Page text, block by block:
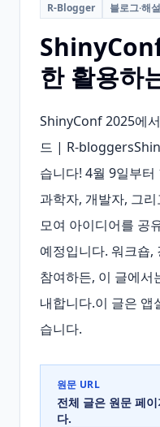
R-Blogger 블로그·해설
한 활용하
ShinyConf 2025에
드 | R-
습니다! 4월 9일부
과학자, 개발자, 그
모여 아이디어를 공
예정입니다. 워크숍,
참여하든, 이 글에서
내합니다.이 글은 앱
습니다.
원문 URL
전체 글은 원문 페
다.